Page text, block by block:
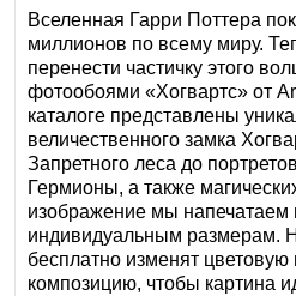
Вселенная Гарри Поттера
миллионов по всему миру.
перенести частичку этого
фотообоями «Хогвартс» от
каталоге представлены
величественного замка
Запретного леса до
Гермионы, а также
изображение мы
индивидуальным размерам.
бесплатно изменят
композицию, чтобы картина